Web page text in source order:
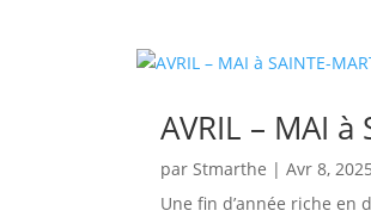
AVRIL – MAI à
par Stmarthe |Avr 8, 2025
Une fin d’année riche